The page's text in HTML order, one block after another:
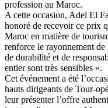
profession au Maroc.
A cette occasion, Adel El
honoré de recevoir ce prix
Maroc en matière de
renforce le rayonnement
de durabilité et de
entier sont très sensibles ».
Cet événement a été
hauts dirigeants de Tour-
leur présenter l’offre